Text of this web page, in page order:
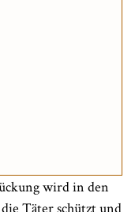
wird in den
Täter schützt und